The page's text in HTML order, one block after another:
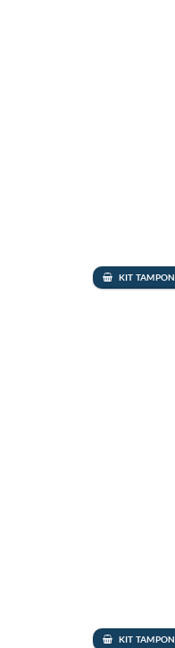
KIT TAMPON
KIT TAMPON